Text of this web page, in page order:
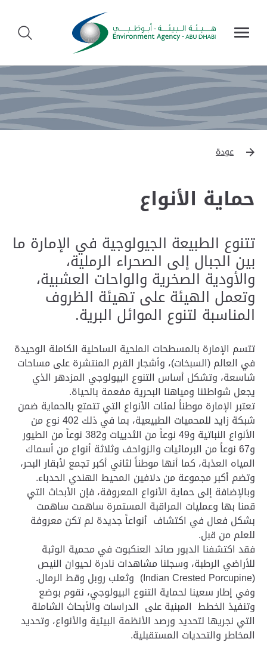
عودة
حماية الأنواع
تتنوع الطبيعة الجيولوجية في الإمارة ما
بين الجبال إلى الصحراء الرملية،
والأودية الصخرية والواحات العشبية،
وتعمل الهيئة على تهيئة الظروف
المناسبة لتنوع الموائل البرية.
تتسم الإمارة بالمسطحات الملحية الساحلية الكاملة الوحيدة
في العالم (السبخات)، وأشجار القرم المنتشرة على مساحات
شاسعة، وتشكل أساس التنوع البيولوجي المزدهر الذي
يجعل شواطئنا ومياهنا البحرية مفعمة بالحياة.
تعتبر الإمارة موطناً لمئات الأنواع التي تتمتع بالحماية ضمن
شبكة زايد للمحميات الطبيعية، بما في ذلك 402 نوع من
الأنواع النباتية و49 نوعاً من الثدييات و382 نوعاً من الطيور
و67 نوعاً من البرمائيات والزواحف وثلاثة أنواع من أسماك
المياه العذبة، كما أنها موطناً لثاني أكبر تجمع لأبقار البحر،
وتضم أكبر مجموعة من دلافين المحيط الهندي الحدباء.
وبالإضافة إلى حماية الأنواع المعروفة، فإن الأبحاث التي
قمنا بها وعمليات المراقبة المستمرة ساهمت ساهمت
بشكل فعال في اكتشاف أنواعاً جديدة لم تكن معروفة
للعلم من قبل.
فقد اكتشفنا الدبور صائد العنكبوت في محمية الوثبة
للأراضي الرطبة، وسجلنا مشاهدات نادرة لحيوان النيص
(Indian Crested Porcupine) وثعلب روبل وقط الرمال.
وفي إطار سعينا لحماية التنوع البيولوجي، نقوم بوضع
وتنفيذ الخطط المبنية على الدراسات والأبحاث الشاملة
التي نجريها لتحديد ورصد الأنظمة البيئية والأنواع، وتحديد
المخاطر والتحديات المستقبلية.